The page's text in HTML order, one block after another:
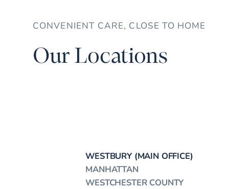
CONVENIENT CARE, CLOSE TO HOME
Our Locations
WESTBURY (MAIN OFFICE)
MANHATTAN
WESTCHESTER COUNTY